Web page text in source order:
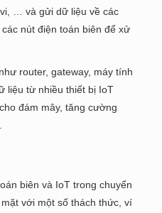
… và gửi dữ liệu về các
nút điện toán biên để xử
router, gateway, máy tính
liệu từ nhiều thiết bị IoT
đám mây, tăng cường
biên và IoT trong chuyển
với một số thách thức, ví